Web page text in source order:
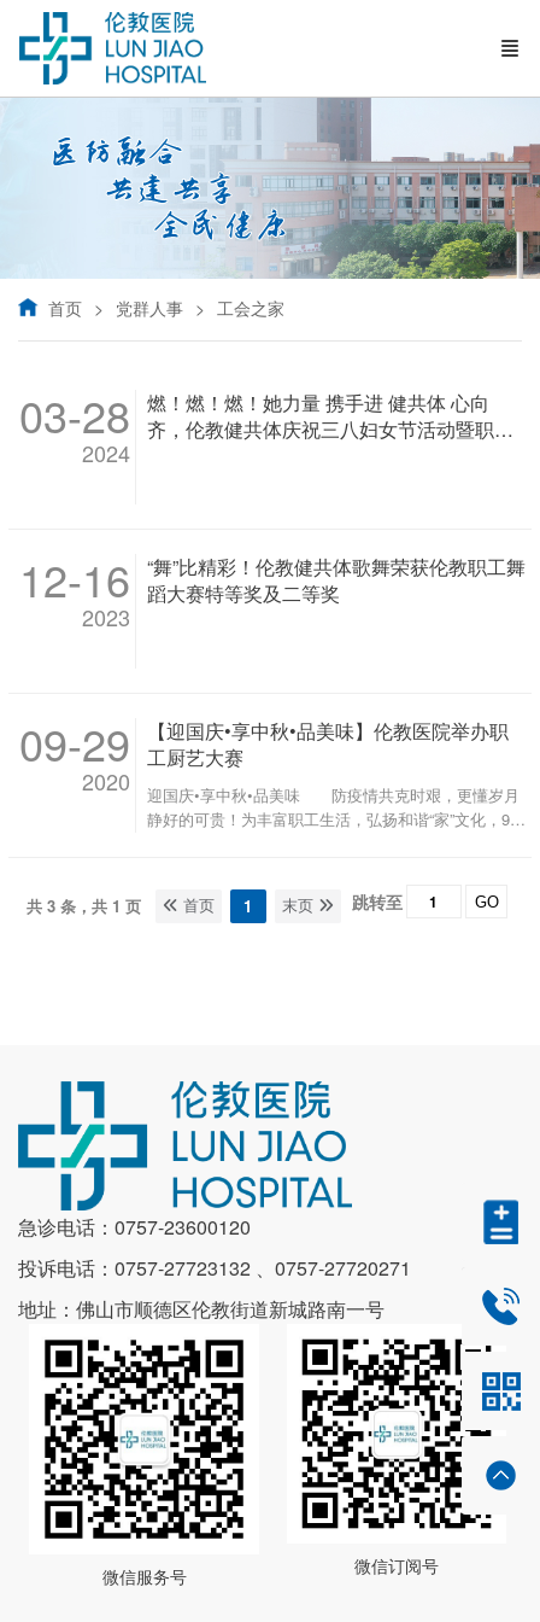
首页 党群人事 工会之家
燃！燃！燃！她力量 携手进 健共体 心向
齐，伦教健共体庆祝三八妇女节活动暨职工
03-28
2024
“舞”比精彩！伦教健共体歌舞荣获伦教职工舞
蹈大赛特等奖及二等奖
12-16
2023
【迎国庆•享中秋•品美味】伦教医院举办职
工厨艺大赛
09-29
2020
迎国庆•享中秋•品美味 防疫情共克时艰，更懂岁月
静好的可贵！为丰富职工生活，弘扬和谐“家”文化，9月
自各科室的职工分成8组进行角逐，现场竞赛组需完成
热菜、凉拌菜、水果拼盘各一个。职工们纷纷亮出绝
抗击疫情，与爱同行，以厨艺传真情，以美食庆团圆。
比赛为广大职工提供了一个展示技能和切磋厨艺的舞
台，展现出每位职工对美好生活的向往，增进了职工间
的沟通和交流，传播健康饮食理念，快乐工作，健康生
活。
共 3 条，共 1 页 首页 1 末页 跳转至 GO
急诊电话：0757-23600120
投诉电话：0757-27723132 、0757-27720271
地址：佛山市顺德区伦教街道新城路南一号
微信服务号 微信订阅号
0757-